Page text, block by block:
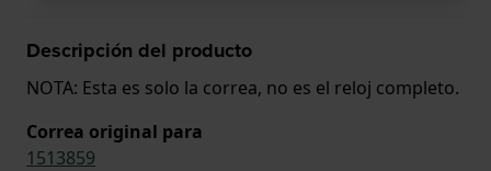
Descripción del producto
NOTA: Esta es solo la correa, no es el reloj completo.
Correa original para
1513859